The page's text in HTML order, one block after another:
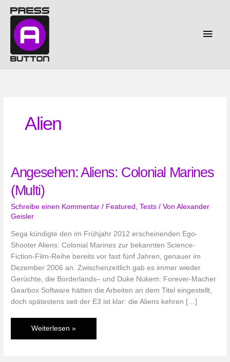
Inhalt
springen
Alien
Angesehen: Aliens: Colonial Marines
(Multi)
Schreibe einen Kommentar / Featured ,Tests / VonAlexander
Geisler
Sega kündigte den im Frühjahr 2012 erscheinenden Ego-
Shooter Aliens: Colonial Marines zur bekannten Science-
Fiction-Film-Reihe bereits vor fast fünf Jahren, genauer im
Dezember 2006 an. Zwischenzeitlich gab es immer wieder
Gerüchte, die Borderlands– und Duke Nukem: Forever-Macher
Gearbox Software hätten die Arbeiten an dem Titel eingestellt,
doch spätestens seit der E3 ist klar: die Aliens kehren […]
Angesehen:
Aliens:
Weiterlesen »